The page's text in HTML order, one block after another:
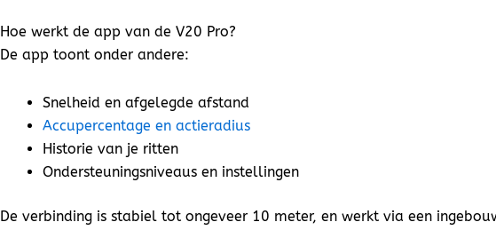
Hoe werkt de app van de V20 Pro?
De app toont onder andere:
Snelheid en afgelegde afstand
Accupercentage en actieradius
Historie van je ritten
Ondersteuningsniveaus en instellingen
De verbinding is stabiel tot ongeveer 10 meter, en werkt via een